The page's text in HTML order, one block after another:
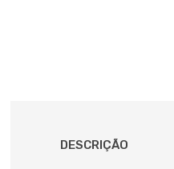
DESCRIÇÃO